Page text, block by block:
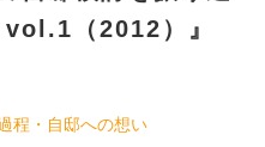
（2012）』
程・自邸への想い